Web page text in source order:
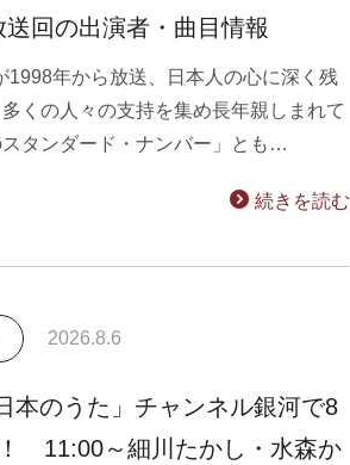
回の出演者・曲目情報
年から放送、日本人の心に深く残
くの人々の支持を集め長年親しまれて
タンダード・ナンバー」とも…
続きを読む
2026.8.6
本のうた」チャンネル銀河で8
11:00～細川たかし・水森か